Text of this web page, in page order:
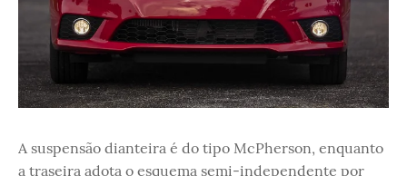
A suspensão dianteira é do tipo McPherson, enquanto
a traseira adota o esquema semi-independente por